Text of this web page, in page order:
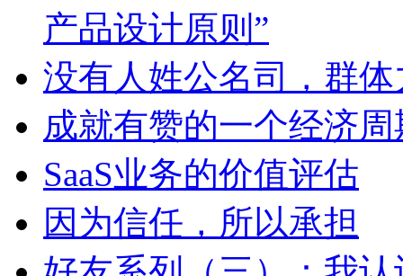
产品设计原则”
没有人姓公名司，群
成就有赞的一个经济
SaaS业务的价值评估
因为信任，所以承担